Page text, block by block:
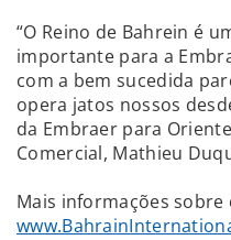
“O Reino de Bahrein é
importante para a
com a bem sucedida
opera jatos nossos
da Embraer para
Comercial, Mathieu
Mais informações sobre